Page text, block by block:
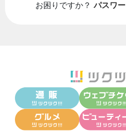
お困りですか？ パスワ